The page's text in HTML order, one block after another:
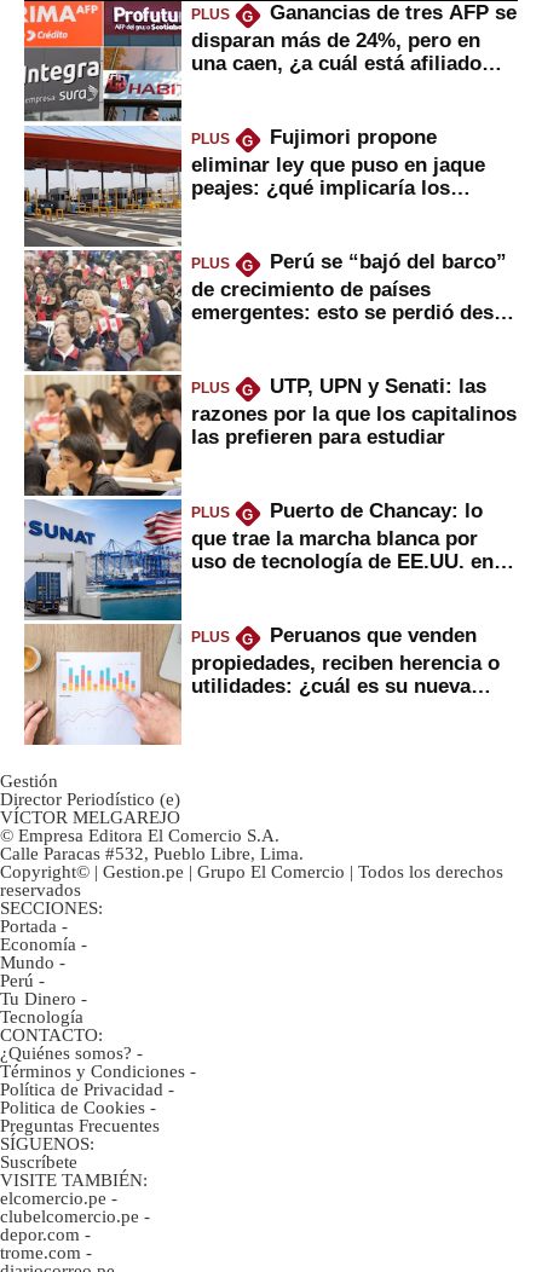
PLUS G
Ganancias de tres AFP se
disparan más de 24%, pero en
una caen, ¿a cuál está afiliado
PLUS G
Fujimori propone
eliminar ley que puso en jaque
peajes: ¿qué implicaría los
PLUS G
Perú se “bajó del barco”
de crecimiento de países
emergentes: esto se perdió desde
PLUS G
UTP, UPN y Senati: las
razones por la que los capitalinos
las prefieren para estudiar
PLUS G
Puerto de Chancay: lo
que trae la marcha blanca por
uso de tecnología de EE.UU. en
PLUS G
Peruanos que venden
propiedades, reciben herencia o
utilidades: ¿cuál es su nueva
Gestión
Director Periodístico (e)
VÍCTOR MELGAREJO
© Empresa Editora El Comercio S.A.
Calle Paracas #532, Pueblo Libre, Lima.
Copyright© | Gestion.pe | Grupo El Comercio | Todos los derechos
reservados
SECCIONES:
Portada -
Economía -
Mundo -
Perú -
Tu Dinero -
Tecnología
CONTACTO:
¿Quiénes somos? -
Términos y Condiciones -
Política de Privacidad -
Politica de Cookies -
Preguntas Frecuentes
SÍGUENOS:
Suscríbete
VISITE TAMBIÉN:
elcomercio.pe -
clubelcomercio.pe -
depor.com -
trome.com -